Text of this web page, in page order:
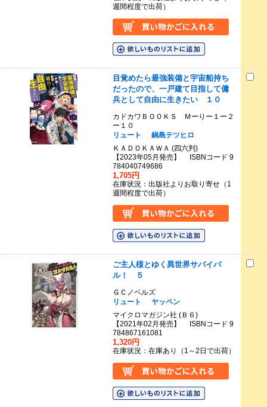
週間程度で出荷）
目覚めたら最強装備と宇宙船持ち
だったので、一戸建て目指して傭
兵として自由に生きたい １０
カドカワＢＯＯＫＳ Ｍーりー１ー２
ー１０
リュート
鍋島テツヒロ
ＫＡＤＯＫＡＷＡ (四六判)
【2023年05月発売】 ISBNコード 9
784040749686
1,705円
在庫状況：出版社よりお取り寄せ（1
週間程度で出荷）
ご主人様とゆく異世界サバイバ
ル！ ５
ＧＣノベルズ
リュート
ヤッペン
マイクロマガジン社 (Ｂ６)
【2021年02月発売】 ISBNコード 9
784867161081
1,320円
在庫状況：在庫あり（1～2日で出荷）